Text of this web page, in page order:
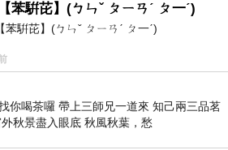
苯騈芘】(ㄅㄣˇ ㄆㄧㄢˊ ㄆ一ˊ)
苯騈芘】(ㄅㄣˇ ㄆㄧㄢˊ ㄆ一ˊ)
你喝茶囉 帶上三師兄一道來 知己兩三品茗
秋景盡入眼底 秋風秋葉，愁